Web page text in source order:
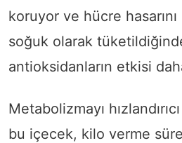
koruyor ve hücre
soğuk olarak
antioksidanların etkisi
Metabolizmayı
bu içecek, kilo verme